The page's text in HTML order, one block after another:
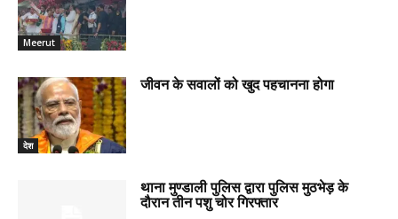
Meerut
देश
जीवन के सवालों को खुद पहचानना होगा
थाना मुण्डाली पुलिस द्वारा पुलिस मुठभेड़ के
दौरान तीन पशु चोर गिरफ्तार